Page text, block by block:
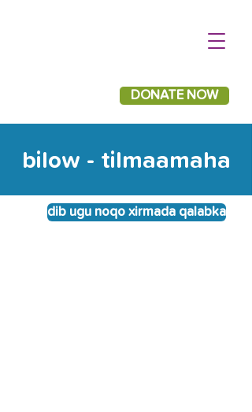
DONATE NOW
bilow - tilmaamaha
dib ugu noqo xirmada qalabka